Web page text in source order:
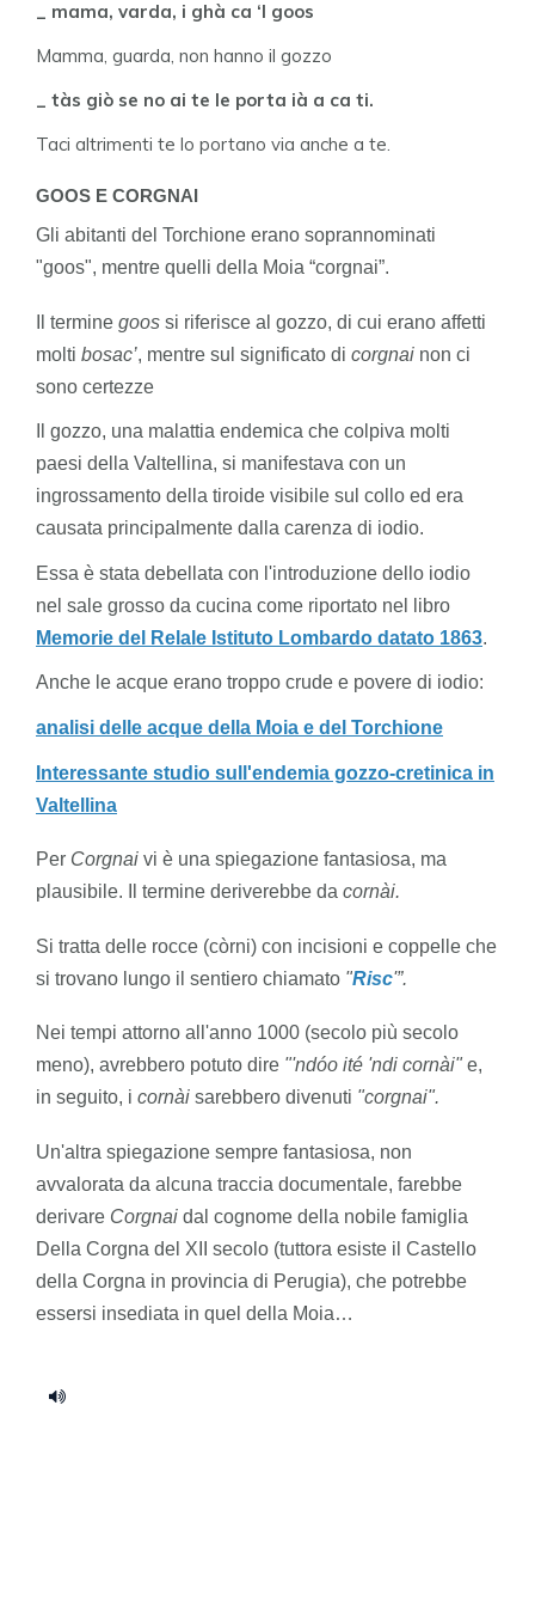
_ mama, varda, i ghà ca ‘l goos
Mamma, guarda, non hanno il gozzo
_ tàs giò se no ai te le porta ià a ca ti.
Taci altrimenti te lo portano via anche a te.
GOOS E CORGNAI
Gli abitanti del Torchione erano soprannominati
"goos", mentre quelli della Moia “corgnai”.
Il termine goos si riferisce al gozzo, di cui erano affetti
molti bosac’, mentre sul significato di corgnai non ci
sono certezze
Il gozzo, una malattia endemica che colpiva molti
paesi della Valtellina, si manifestava con un
ingrossamento della tiroide visibile sul collo ed era
causata principalmente dalla carenza di iodio.
Essa è stata debellata con l'introduzione dello iodio
nel sale grosso da cucina come riportato nel libro
Memorie del Relale Istituto Lombardo datato 1863.
Anche le acque erano troppo crude e povere di iodio:
analisi delle acque della Moia e del Torchione
Interessante studio sull'endemia gozzo-cretinica in
Valtellina
Per Corgnai vi è una spiegazione fantasiosa, ma
plausibile. Il termine deriverebbe da cornài.
Si tratta delle rocce (còrni) con incisioni e coppelle che
si trovano lungo il sentiero chiamato "Risc'”.
Nei tempi attorno all'anno 1000 (secolo più secolo
meno), avrebbero potuto dire "'ndóo ité 'ndi cornài"e,
in seguito, i cornài sarebbero divenuti "corgnai".
Un'altra spiegazione sempre fantasiosa, non
avvalorata da alcuna traccia documentale, farebbe
derivare Corgnai dal cognome della nobile famiglia
Della Corgna del XII secolo (tuttora esiste il Castello
della Corgna in provincia di Perugia), che potrebbe
essersi insediata in quel della Moia…